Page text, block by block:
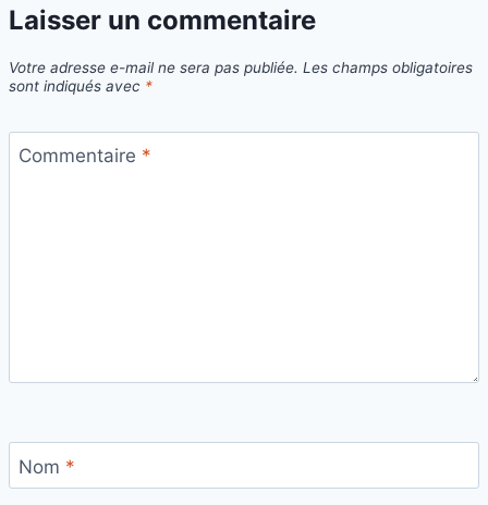
Laisser un commentaire
Votre adresse e-mail ne sera pas publiée. Les champs obligatoires
sont indiqués avec *
Commentaire *
Nom *